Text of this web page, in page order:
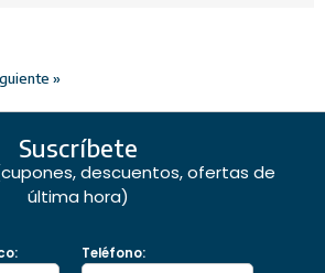
»
Suscríbete
descuentos, ofertas de
última hora)
Teléfono: